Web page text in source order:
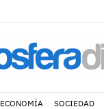
ECONOMÍA SOCIEDAD